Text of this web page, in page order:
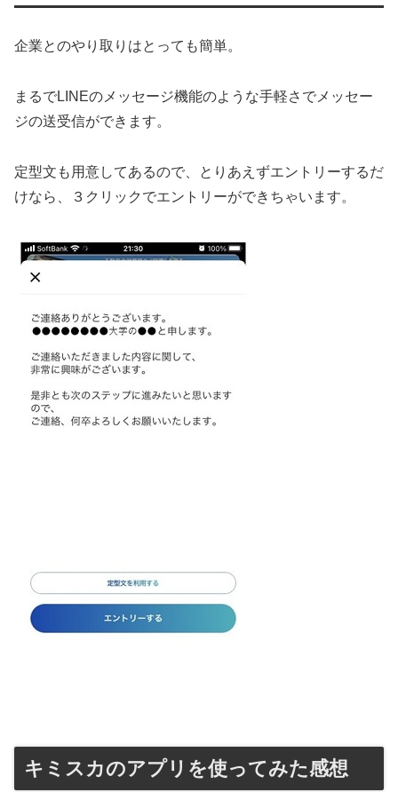
企業とのやり取りはとっても簡単。
まるでLINEのメッセージ機能のような手軽さでメッセー
ジの送受信ができます。
定型文も用意してあるので、とりあえずエントリーするだ
けなら、３クリックでエントリーができちゃいます。
キミスカのアプリを使ってみた感想